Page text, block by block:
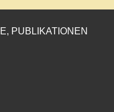
PUBLIKATIONEN